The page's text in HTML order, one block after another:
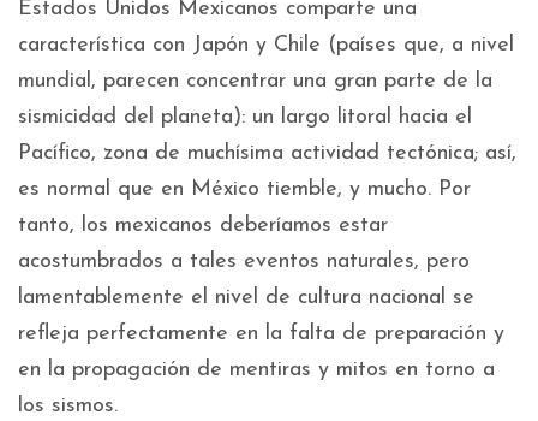
Estados Unidos Mexicanos comparte una
característica con Japón y Chile (países que, a nivel
mundial, parecen concentrar una gran parte de la
sismicidad del planeta): un largo litoral hacia el
Pacífico, zona de muchísima actividad tectónica; así,
es normal que en México tiemble, y mucho. Por
tanto, los mexicanos deberíamos estar
acostumbrados a tales eventos naturales, pero
lamentablemente el nivel de cultura nacional se
refleja perfectamente en la falta de preparación y
en la propagación de mentiras y mitos en torno a
los sismos.